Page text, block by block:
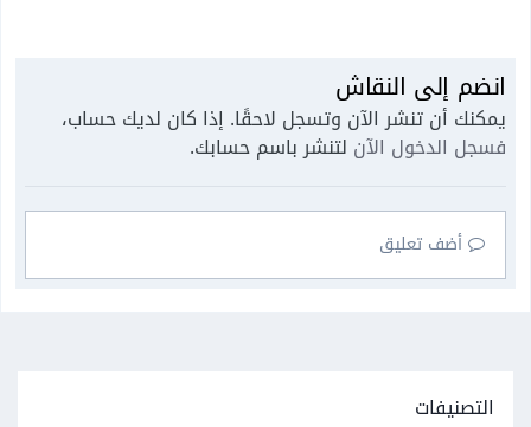
انضم إلى النقاش
يمكنك أن تنشر الآن وتسجل لاحقًا. إذا كان لديك حساب،
فسجل الدخول الآن لتنشر باسم حسابك.
أضف تعليق
التصنيفات